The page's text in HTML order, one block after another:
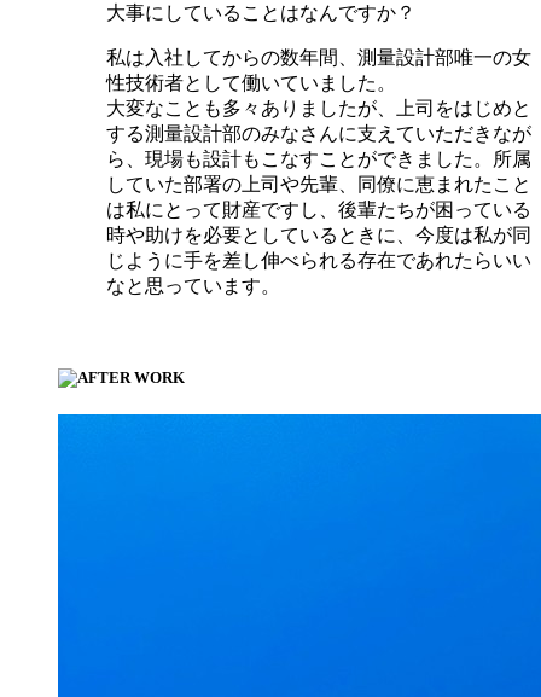
大事にしていることはなんですか？
私は入社してからの数年間、測量設計部唯一の女
性技術者として働いていました。
大変なことも多々ありましたが、上司をはじめと
する測量設計部のみなさんに支えていただきなが
ら、現場も設計もこなすことができました。所属
していた部署の上司や先輩、同僚に恵まれたこと
は私にとって財産ですし、後輩たちが困っている
時や助けを必要としているときに、今度は私が同
じように手を差し伸べられる存在であれたらいい
なと思っています。